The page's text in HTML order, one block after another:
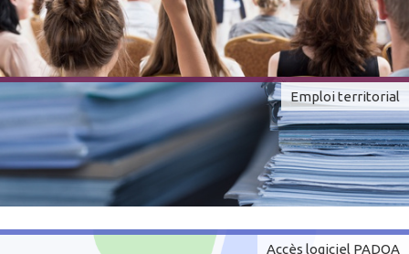
Emploi territorial
Accès logiciel PADOA